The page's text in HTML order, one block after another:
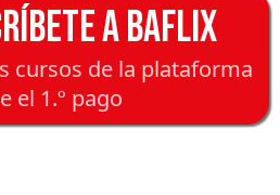
a BAFLIX
cursos de la plataforma
el 1.º pago